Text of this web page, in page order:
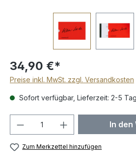
34,90 €*
Preise inkl. MwSt. zzgl. Versandkosten
Sofort verfügbar, Lieferzeit: 2-5
Produkt Anzahl: GibIn den
Zum Merkzettel hinzufügen